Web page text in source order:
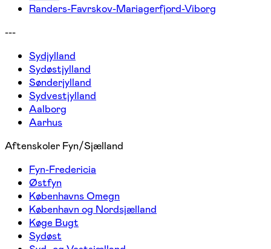
Randers-Favrskov-Mariagerfjord-Viborg
---
Sydjylland
Sydøstjylland
Sønderjylland
Sydvestjylland
Aalborg
Aarhus
Aftenskoler Fyn/Sjælland
Fyn-Fredericia
Østfyn
Københavns Omegn
København og Nordsjælland
Køge Bugt
Sydøst